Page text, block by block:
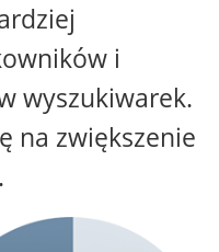
i
wyszukiwarek.
na zwiększenie